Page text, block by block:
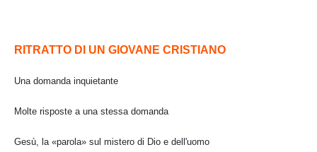
RITRATTO DI UN GIOVANE CRISTIANO
Una domanda inquietante
Molte risposte a una stessa domanda
Gesù, la «parola» sul mistero di Dio e dell'uomo